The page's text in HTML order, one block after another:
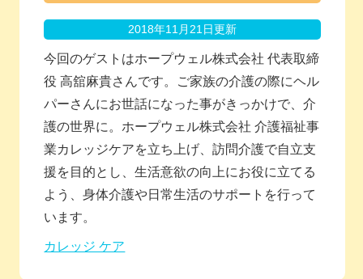
2018年11月21日更新
今回のゲストはホープウェル株式会社 代表取締
役 高舘麻貴さんです。ご家族の介護の際にヘル
パーさんにお世話になった事がきっかけで、介
護の世界に。ホープウェル株式会社 介護福祉事
業カレッジケアを立ち上げ、訪問介護で自立支
援を目的とし、生活意欲の向上にお役に立てる
よう、身体介護や日常生活のサポートを行って
います。
カレッジ ケア